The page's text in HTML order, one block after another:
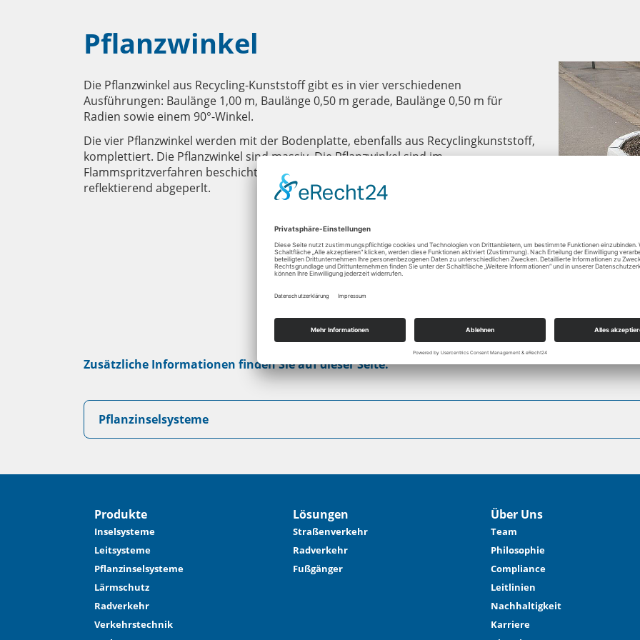
Parkraum
Absperrtechnik
Pflanzwinkel
Die Pflanzwinkel aus Recycling-Kunststoff gibt es in vier verschiedenen
Ausführungen: Baulänge 1,00 m, Baulänge 0,50 m gerade, Baulänge 0,50 m für
Radien sowie einem 90°-Winkel.
Die vier Pflanzwinkel werden mit der Bodenplatte, ebenfalls aus Recyclingkunststoff,
komplettiert. Die Pflanzwinkel sind massiv. Die Pflanzwinkel sind im
Flammspritzverfahren beschichtet, der obere, gerade Bereich der Pflanzwinkel wird
reflektierend abgeperlt.
Zusätzliche Informationen finden Sie auf dieser Seite:
Pflanzinselsysteme
Produkte
Inselsysteme
Leitsysteme
Pflanzinselsysteme
Lärmschutz
Radverkehr
Verkehrstechnik
Lösungen
Straßenverkehr
Radverkehr
Fußgänger
Über Uns
Team
Philosophie
Compliance
Leitlinien
Nachhaltigkeit
Karriere